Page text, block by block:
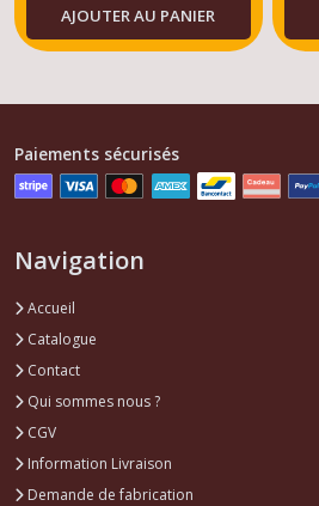
AJOUTER AU PANIER
Paiements sécurisés
Navigation
Accueil
Catalogue
Contact
Qui sommes nous ?
CGV
Information Livraison
Demande de fabrication